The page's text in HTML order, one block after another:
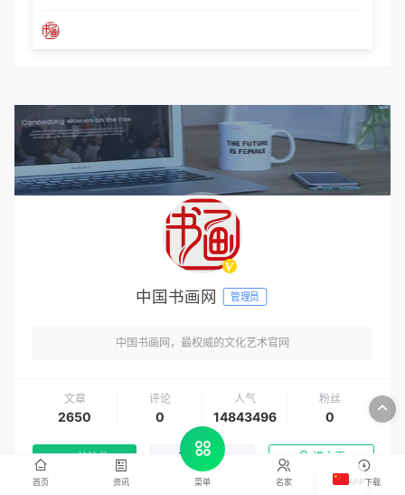
中国书画网 管理员
中国书画网，最权威的文化艺术官网
文章
2650
评论
0
人气
14843496
粉丝
0
关注他 发私信 进主页
首页 资讯 菜单 名家 APP下载